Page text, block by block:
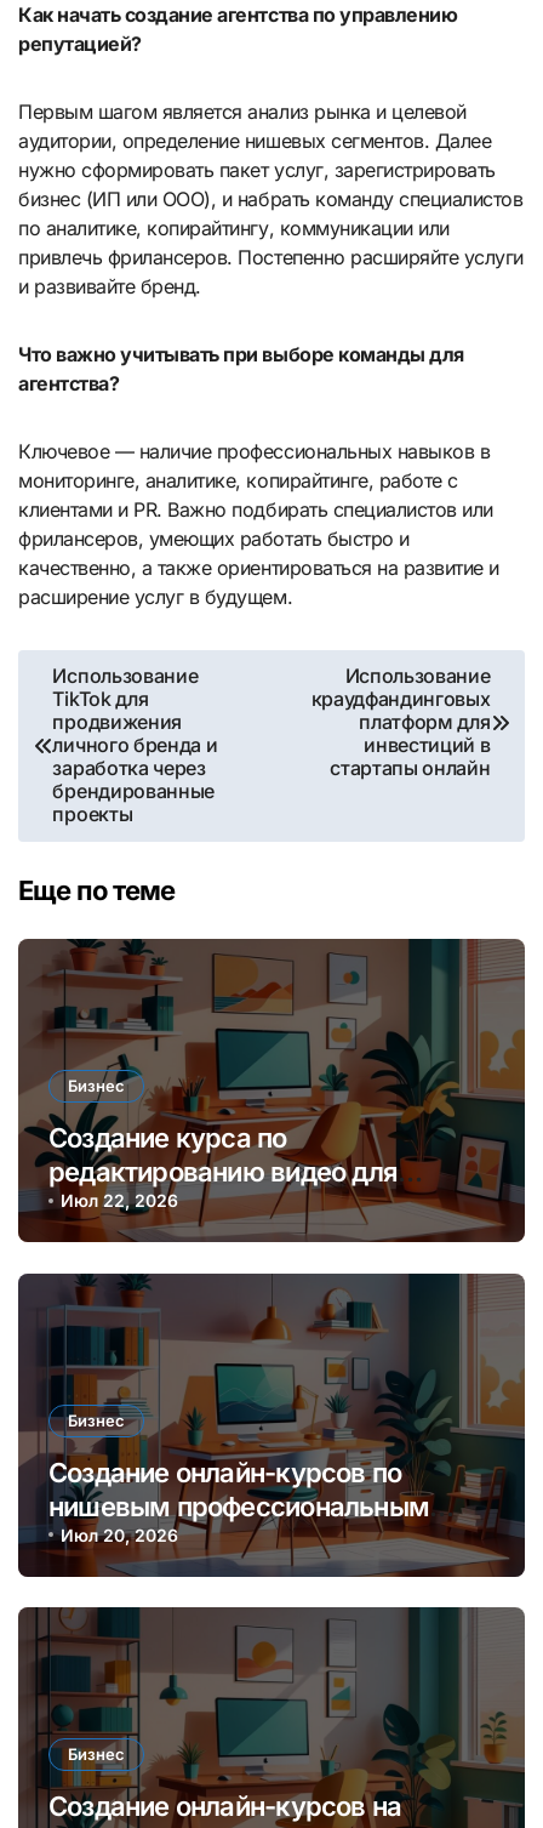
Как начать создание агентства по управлению
репутацией?
Первым шагом является анализ рынка и целевой
аудитории, определение нишевых сегментов. Далее
нужно сформировать пакет услуг, зарегистрировать
бизнес (ИП или ООО), и набрать команду специалистов
по аналитике, копирайтингу, коммуникации или
привлечь фрилансеров. Постепенно расширяйте услуги
и развивайте бренд.
Что важно учитывать при выборе команды для
агентства?
Ключевое — наличие профессиональных навыков в
мониторинге, аналитике, копирайтинге, работе с
клиентами и PR. Важно подбирать специалистов или
фрилансеров, умеющих работать быстро и
качественно, а также ориентироваться на развитие и
расширение услуг в будущем.
Навигация
по
записям
Использование
TikTok для
продвижения
личного бренда и
заработка через
брендированные
проекты
Использование
краудфандинговых
платформ для
инвестиций в
стартапы онлайн
Еще по теме
Бизнес
Создание курса по
редактированию видео для
начинающих блогеров и платформ
онлайн-обучения
Июл 22, 2026
Бизнес
Создание онлайн-курсов по
нишевым профессиональным
навыкам для монетизации
экспертизы
Июл 20, 2026
Бизнес
Создание онлайн-курсов на